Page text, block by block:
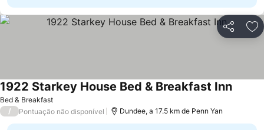
Partilhar
Bed & Breakfast
1922 Starkey House Bed & Breakfast InnVer
/ Pontuação não disponível Dundee, a 17.5 km de Penn Yan